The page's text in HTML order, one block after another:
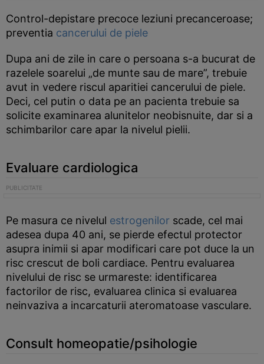
Control-depistare precoce leziuni precanceroase;
preventia cancerului de piele
Dupa ani de zile in care o persoana s-a bucurat de
razelele soarelui „de munte sau de mare”, trebuie
avut in vedere riscul aparitiei cancerului de piele.
Deci, cel putin o data pe an pacienta trebuie sa
solicite examinarea alunitelor neobisnuite, dar si a
schimbarilor care apar la nivelul pielii.
Evaluare cardiologica
Pe masura ce nivelul estrogenilor scade, cel mai
adesea dupa 40 ani, se pierde efectul protector
asupra inimii si apar modificari care pot duce la un
risc crescut de boli cardiace. Pentru evaluarea
nivelului de risc se urmareste: identificarea
factorilor de risc, evaluarea clinica si evaluarea
neinvaziva a incarcaturii ateromatoase vasculare.
Consult homeopatie/psihologie